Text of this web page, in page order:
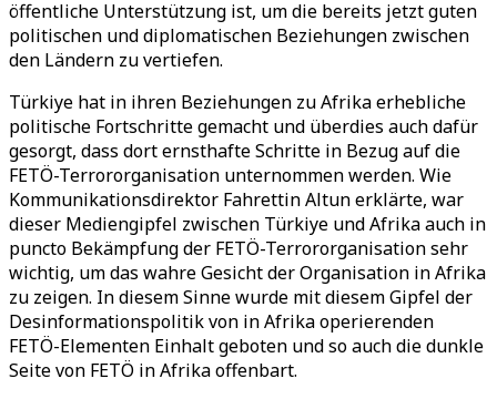
öffentliche Unterstützung ist, um die bereits jetzt guten
politischen und diplomatischen Beziehungen zwischen
den Ländern zu vertiefen.
Türkiye hat in ihren Beziehungen zu Afrika erhebliche
politische Fortschritte gemacht und überdies auch dafür
gesorgt, dass dort ernsthafte Schritte in Bezug auf die
FETÖ-Terrororganisation unternommen werden. Wie
Kommunikationsdirektor Fahrettin Altun erklärte, war
dieser Mediengipfel zwischen Türkiye und Afrika auch in
puncto Bekämpfung der FETÖ-Terrororganisation sehr
wichtig, um das wahre Gesicht der Organisation in Afrika
zu zeigen. In diesem Sinne wurde mit diesem Gipfel der
Desinformationspolitik von in Afrika operierenden
FETÖ-Elementen Einhalt geboten und so auch die dunkle
Seite von FETÖ in Afrika offenbart.